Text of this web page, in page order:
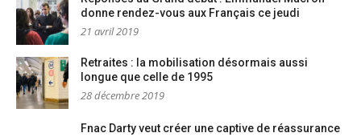
donne rendez-vous aux Français ce jeudi
21 avril 2019
Retraites : la mobilisation désormais aussi
longue que celle de 1995
28 décembre 2019
Fnac Darty veut créer une captive de réassurance